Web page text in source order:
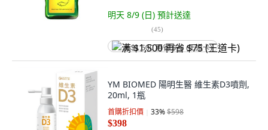
明天 8/9 (日) 預計送達
(45)
满 $1,500 再省 $75 (王道卡)
YM BIOMED 陽明生醫 維生素D3噴劑,
20ml, 1瓶
首購折扣價 33%$598
$398